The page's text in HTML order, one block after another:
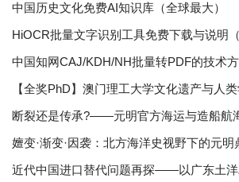
中国历史文化免费AI知识库（全球最大）
HiOCR批量文字识别工具免费下载与说明（
中国知网CAJ/KDH/NH批量转PDF的技术
【全奖PhD】澳门理工大学文化遗产与人
断裂还是传承?——元明官方海运与造船航
嬗变·渐变·因袭：北方海洋史视野下的元明
近代中国进口替代问题再探——以广东土洋